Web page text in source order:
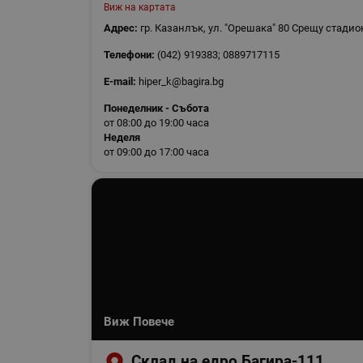
Виж на картата
Адрес: гр. Казанлък, ул. "Орешака" 80 Срещу
Телефони: (042) 919383; 0889717115
E-mail: hiper_k@bagira.bg
Понеделник - Събота
от 08:00 до 19:00 часа
Неделя
от 09:00 до 17:00 часа
Виж Повече